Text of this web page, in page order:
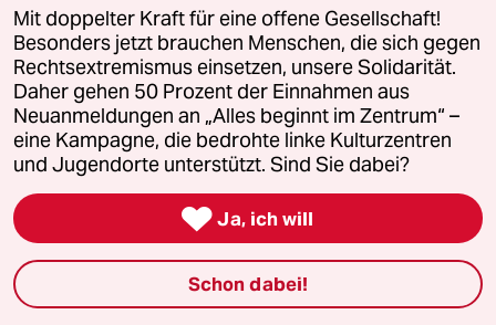
6 Was tun gegen den Energiewende-Rollback?
Der Urknall
taz
Folgen Sie uns
Ressorts
Mit doppelter Kraft für eine offene Gesellschaft!
Besonders jetzt brauchen Menschen, die sich gegen
Rechtsextremismus einsetzen, unsere Solidarität.
Daher gehen 50 Prozent der Einnahmen aus
Neuanmeldungen an „Alles beginnt im Zentrum“ –
eine Kampagne, die bedrohte linke Kulturzentren
und Jugendorte unterstützt. Sind Sie dabei?
 Ja, ich will
Schon dabei!